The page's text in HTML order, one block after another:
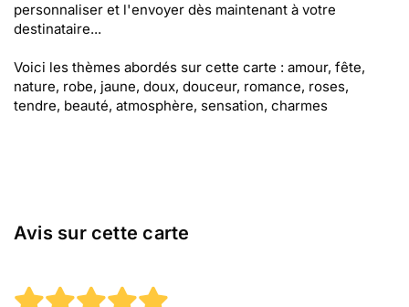
personnaliser et l'envoyer dès maintenant à votre
destinataire...
Voici les thèmes abordés sur cette carte : amour, fête,
nature, robe, jaune, doux, douceur, romance, roses,
tendre, beauté, atmosphère, sensation, charmes
Avis sur cette carte